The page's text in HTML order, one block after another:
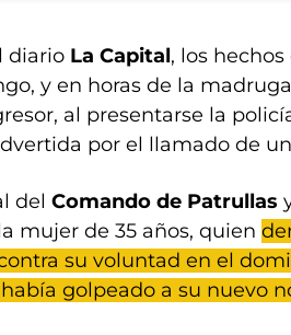
diario La Capital, los
y en horas de la
al presentarse la
por el llamado de
del Comando de Patrullas
mujer de 35 años, quien
su voluntad en el
golpeado a su nuevo